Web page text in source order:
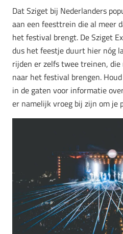
Dat Sziget bij Nederlanders
aan een feesttrein die al meer
het festival brengt. De Sziget
dus het feestje duurt hier nóg
rijden er zelfs twee treinen,
naar het festival brengen.
in de gaten voor informatie
er namelijk vroeg bij zijn om je